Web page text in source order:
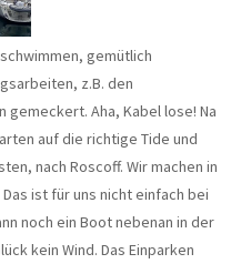
gemütlich
z.B. den
Aha, Kabel lose! Na
auf die richtige Tide und
nach Roscoff. Wir machen in
ist für uns nicht einfach bei
noch ein Boot nebenan in der
kein Wind. Das Einparken